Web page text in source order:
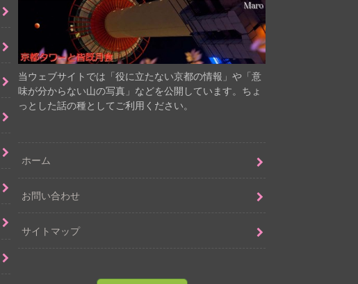
当ウェブサイトでは「役に立たない京都の情報」や「意
味が分からない山の写真」などを公開しています。ちょ
っとした話の種としてご利用ください。
ホーム
お問い合わせ
サイトマップ